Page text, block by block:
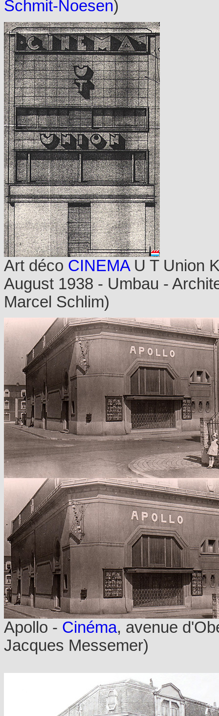
Schmit-Noesen)
Art déco CINEMAU T Union
August 1938 - Umbau -
Marcel Schlim)
Apollo - Cinéma, avenue
Jacques Messemer)